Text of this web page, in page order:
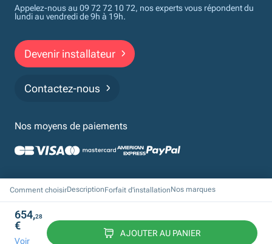
Appelez-nous au 09 72 72 10 72, nos experts vous répondent du
lundi au vendredi de 9h à 19h.
Devenir installateur
Contactez-nous
Nos moyens de paiements
Politique de confidentialitéCookiesMentions légalesCGV
© 2026 Monchauffagisteprivé par Proxiserve. Tous droits réservés
Design & Développement by Tod.
Comment choisirDescriptionForfait d'installationNos marques
654,28
€
Voir
AJOUTER AU PANIER